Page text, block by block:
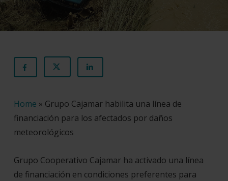
Home » Grupo Cajamar habilita una línea de
financiación para los afectados por daños
meteorológicos
Grupo Cooperativo Cajamar ha activado una línea
de financiación en condiciones preferentes para